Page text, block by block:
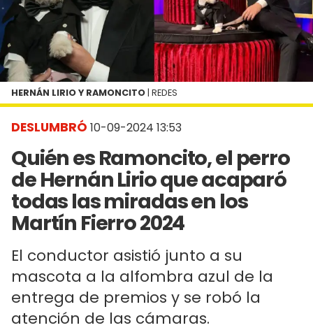
DESLUMBRÓ 10-09-2024 13:53
Quién es Ramoncito, el perro
de Hernán Lirio que acaparó
todas las miradas en los
Martín Fierro 2024
El conductor asistió junto a su
mascota a la alfombra azul de la
entrega de premios y se robó la
atención de las cámaras.
HERNÁN LIRIO Y RAMONCITO | REDES